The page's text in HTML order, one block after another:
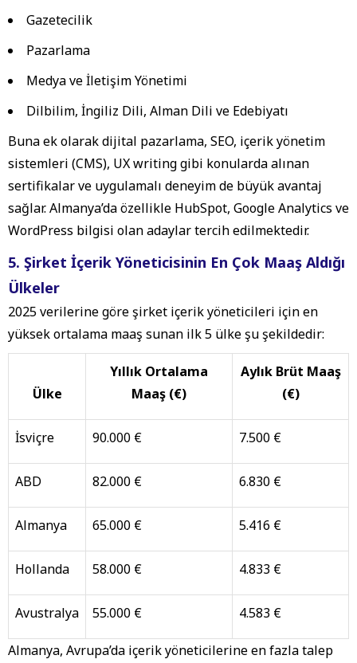
Gazetecilik
Pazarlama
Medya ve İletişim Yönetimi
Dilbilim, İngiliz Dili, Alman Dili ve Edebiyatı
Buna ek olarak dijital pazarlama, SEO, içerik yönetim
sistemleri (CMS), UX writing gibi konularda alınan
sertifikalar ve uygulamalı deneyim de büyük avantaj
sağlar. Almanya’da özellikle HubSpot, Google Analytics ve
WordPress bilgisi olan adaylar tercih edilmektedir.
5. Şirket İçerik Yöneticisinin En Çok Maaş Aldığı
Ülkeler
2025 verilerine göre şirket içerik yöneticileri için en
yüksek ortalama maaş sunan ilk 5 ülke şu şekildedir:
Ülke
Yıllık Ortalama
Maaş (€)
Aylık Brüt Maaş
(€)
İsviçre 90.000 € 7.500 €
ABD 82.000 € 6.830 €
Almanya 65.000 € 5.416 €
Hollanda 58.000 € 4.833 €
Avustralya 55.000 € 4.583 €
Almanya, Avrupa’da içerik yöneticilerine en fazla talep